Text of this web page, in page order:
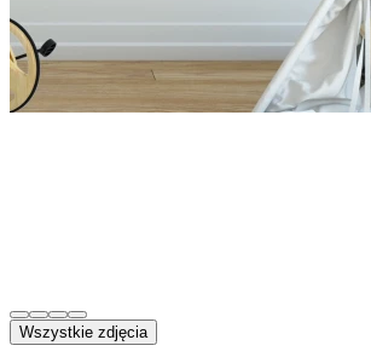
Wszystkie zdjęcia